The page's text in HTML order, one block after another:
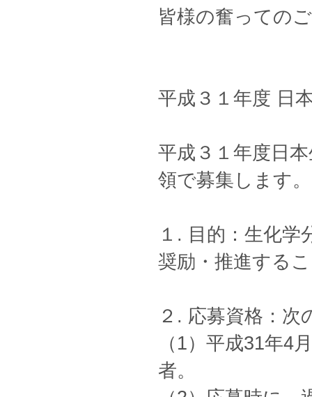
皆様の奮っての
平成３１年度 日
平成３１年度日
領で募集します。
１. 目的：生化
奨励・推進する
２. 応募資格：
（1）平成31年4
者。